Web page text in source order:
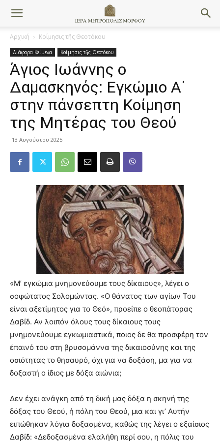
Αρχική Κοίμησις τῆς Θεοτόκου
Διάφορα Κείμενα Κοίμησις τῆς Θεοτόκου
Άγιος Ιωάννης ο
Δαμασκηνός: Εγκώμιο Α΄
στην πάνσεπτη Κοίμηση
της Μητέρας του Θεού
13 Αυγούστου 2025
«Μ’ εγκώμια μνημονεύουμε τους δίκαιους», λέγει ο
σοφώτατος Σολομώντας. «Ο θάνατος των αγίων Του
είναι αξετίμητος για το Θεό», προείπε ο θεοπάτορας
Δαβίδ. Αν λοιπόν όλους τους δίκαιους τους
μνημονεύουμε εγκωμιαστικά, ποιος δε θα προσφέρη τον
έπαινό του στη βρυσομάννα της δικαιοσύνης και της
οσιότητας το θησαυρό, όχι για να δοξάση, μα για να
δοξαστή ο ίδιος με δόξα αιώνια;
Δεν έχει ανάγκη από τη δική μας δόξα η σκηνή της
δόξας του Θεού, ή πόλη του Θεού, μια και γι’ Αυτήν
ειπώθηκαν λόγια δοξασμένα, καθώς της λέγει ο εξαίσιος
Δαβίδ: «Δεδοξασμένα ελαλήθη περί σου, η πόλις του